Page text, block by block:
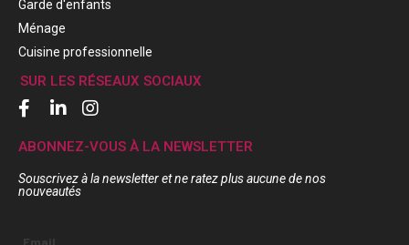
Garde d'enfants
Ménage
Cuisine professionnelle
SUR LES RÉSEAUX SOCIAUX
ABONNEZ-VOUS À LA NEWSLETTER
Souscrivez à la newsletter et ne ratez plus aucune de nos
nouveautés